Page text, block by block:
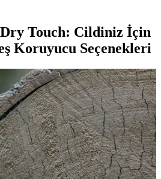
Dry Touch: Cildiniz İçin
Koruyucu Seçenekleri